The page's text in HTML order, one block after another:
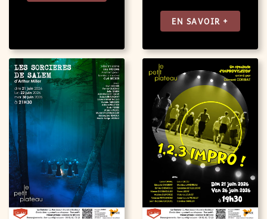
EN SAVOIR +